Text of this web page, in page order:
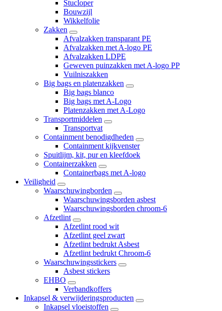
Stucloper
Bouwzijl
Wikkelfolie
Zakken
Afvalzakken transparant PE
Afvalzakken met A-logo PE
Afvalzakken LDPE
Geweven puinzakken met A-logo PP
Vuilniszakken
Big bags en platenzakken
Big bags blanco
Big bags met A-Logo
Platenzakken met A-Logo
Transportmiddelen
Transportvat
Containment benodigdheden
Containment kijkvenster
Spuitlijm, kit, pur en kleefdoek
Containerzakken
Containerbags met A-logo
Veiligheid
Waarschuwingborden
Waarschuwingsborden asbest
Waarschuwingsborden chroom-6
Afzetlint
Afzetlint rood wit
Afzetlint geel zwart
Afzetlint bedrukt Asbest
Afzetlint bedrukt Chroom-6
Waarschuwingsstickers
Asbest stickers
EHBO
Verbandkoffers
Inkapsel & verwijderingsproducten
Inkapsel vloeistoffen